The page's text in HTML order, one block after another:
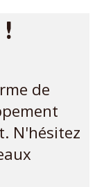
de
N'hésitez